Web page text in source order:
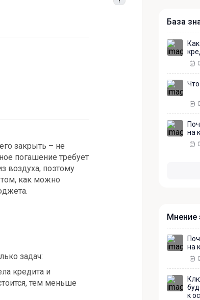
закрыть – не
погашение требует
воздуха, поэтому
том, как можно
задач:
кредита и
тем меньше
База
на
Мнение
на
к